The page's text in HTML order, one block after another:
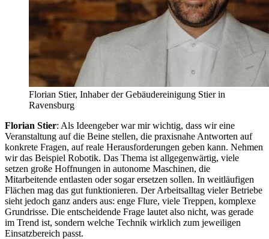
Florian Stier, Inhaber der Gebäudereinigung Stier in
Ravensburg
Florian Stier: Als Ideengeber war mir wichtig, dass wir eine
Veranstaltung auf die Beine stellen, die praxisnahe Antworten auf
konkrete Fragen, auf reale Herausforderungen geben kann. Nehmen
wir das Beispiel Robotik. Das Thema ist allgegenwärtig, viele
setzen große Hoffnungen in autonome Maschinen, die
Mitarbeitende entlasten oder sogar ersetzen sollen. In weitläufigen
Flächen mag das gut funktionieren. Der Arbeitsalltag vieler Betriebe
sieht jedoch ganz anders aus: enge Flure, viele Treppen, komplexe
Grundrisse. Die entscheidende Frage lautet also nicht, was gerade
im Trend ist, sondern welche Technik wirklich zum jeweiligen
Einsatzbereich passt.